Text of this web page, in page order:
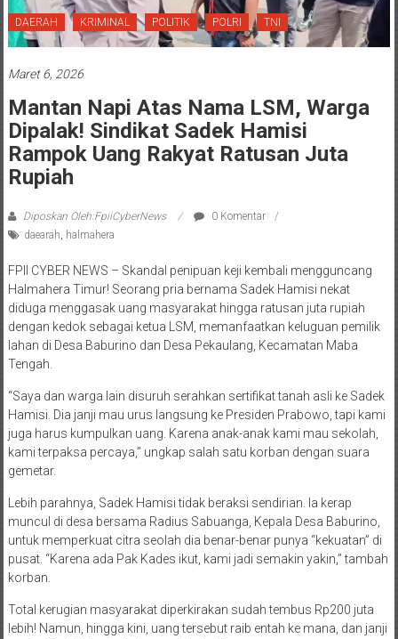
DAERAH KRIMINAL POLITIK POLRI TNI
Maret 6, 2026
Mantan Napi Atas Nama LSM, Warga
Dipalak! Sindikat Sadek Hamisi
Rampok Uang Rakyat Ratusan Juta
Rupiah
Diposkan Oleh:FpiiCyberNews
0 Komentar
daearah, halmahera
FPII CYBER NEWS – Skandal penipuan keji kembali mengguncang
Halmahera Timur! Seorang pria bernama Sadek Hamisi nekat
diduga menggasak uang masyarakat hingga ratusan juta rupiah
dengan kedok sebagai ketua LSM, memanfaatkan keluguan pemilik
lahan di Desa Baburino dan Desa Pekaulang, Kecamatan Maba
Tengah.
“Saya dan warga lain disuruh serahkan sertifikat tanah asli ke Sadek
Hamisi. Dia janji mau urus langsung ke Presiden Prabowo, tapi kami
juga harus kumpulkan uang. Karena anak-anak kami mau sekolah,
kami terpaksa percaya,” ungkap salah satu korban dengan suara
gemetar.
Lebih parahnya, Sadek Hamisi tidak beraksi sendirian. Ia kerap
muncul di desa bersama Radius Sabuanga, Kepala Desa Baburino,
untuk memperkuat citra seolah dia benar-benar punya “kekuatan” di
pusat. “Karena ada Pak Kades ikut, kami jadi semakin yakin,” tambah
korban.
Total kerugian masyarakat diperkirakan sudah tembus Rp200 juta
lebih! Namun, hingga kini, uang tersebut raib entah ke mana, dan janji